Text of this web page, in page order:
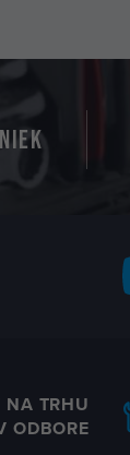
NA TRHU
ODBORE